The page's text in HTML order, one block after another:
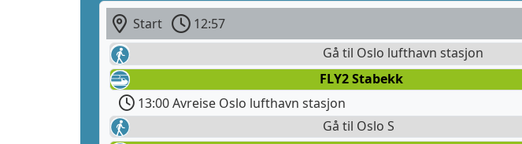
Start 12:57
Gå til Oslo lufthavn stasjon
FLY2 Stabekk
13:00 Avreise Oslo lufthavn stasjon
Gå til Oslo S